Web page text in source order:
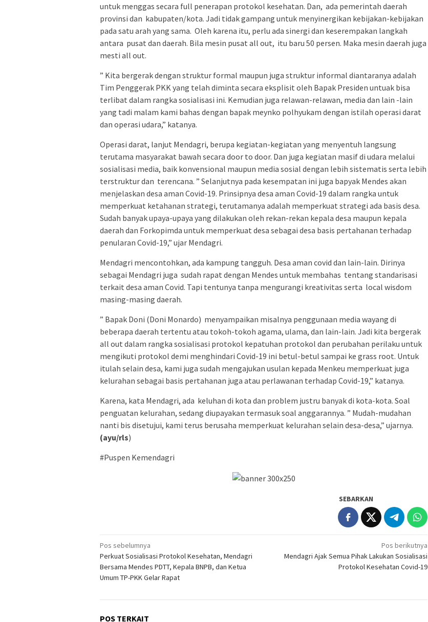
untuk menggas secara full penerapan protokol kesehatan. Dan, ada pemerintah daerah
provinsi dan kabupaten/kota. Jadi tidak gampang untuk menyinergikan kebijakan-kebijakan
pada satu arah yang sama. Oleh karena itu, perlu ada sinergi dan keserempakan langkah
antara pusat dan daerah. Bila mesin pusat all out, itu baru 50 persen. Maka mesin daerah juga
mesti all out.
” Kita bergerak dengan struktur formal maupun juga struktur informal diantaranya adalah
Tim Penggerak PKK yang telah diminta secara eksplisit oleh Bapak Presiden untuak bisa
terlibat dalam rangka sosialisasi ini. Kemudian juga relawan-relawan, media dan lain -lain
yang tadi malam kami bahas dengan bapak meynko polhyukam dengan istilah operasi darat
dan operasi udara,” katanya.
Operasi darat, lanjut Mendagri, berupa kegiatan-kegiatan yang menyentuh langsung
terutama masyarakat bawah secara door to door. Dan juga kegiatan masif di udara melalui
sosialisasi media, baik konvensional maupun media sosial dengan lebih sistematis serta lebih
terstruktur dan terencana. ” Selanjutnya pada kesempatan ini juga bapyak Mendes akan
menjelaskan desa aman Covid-19. Prinsipnya desa aman Covid-19 dalam rangka untuk
memperkuat ketahanan strategi, terutamanya adalah memperkuat strategi ada basis desa.
Sudah banyak upaya-upaya yang dilakukan oleh rekan-rekan kepala desa maupun kepala
daerah dan Forkopimda untuk memperkuat desa sebagai desa basis pertahanan terhadap
penularan Covid-19,” ujar Mendagri.
Mendagri mencontohkan, ada kampung tangguh. Desa aman covid dan lain-lain. Dirinya
sebagai Mendagri juga sudah rapat dengan Mendes untuk membahas tentang standarisasi
terkait desa aman Covid. Tapi tentunya tanpa mengurangi kreativitas serta local wisdom
masing-masing daerah.
” Bapak Doni (Doni Monardo) menyampaikan misalnya penggunaan media wayang di
beberapa daerah tertentu atau tokoh-tokoh agama, ulama, dan lain-lain. Jadi kita bergerak
all out dalam rangka sosialisasi protokol kepatuhan protokol dan perubahan perilaku untuk
mengikuti protokol demi menghindari Covid-19 ini betul-betul sampai ke grass root. Untuk
itulah selain desa, kami juga sudah mengajukan usulan kepada Menkeu memperkuat juga
kelurahan sebagai basis pertahanan juga atau perlawanan terhadap Covid-19,” katanya.
Karena, kata Mendagri, ada keluhan di kota dan problem justru banyak di kota-kota. Soal
penguatan kelurahan, sedang diupayakan termasuk soal anggarannya. ” Mudah-mudahan
nanti bis disetujui, kami terus berusaha memperkuat kelurahan selain desa-desa,” ujarnya.
(ayu/rls)
#Puspen Kemendagri
SEBARKAN
Navigasi
pos
Pos sebelumnya
Perkuat Sosialisasi Protokol Kesehatan, Mendagri
Bersama Mendes PDTT, Kepala BNPB, dan Ketua
Umum TP-PKK Gelar Rapat
Pos berikutnya
Mendagri Ajak Semua Pihak Lakukan Sosialisasi
Protokol Kesehatan Covid-19
POS TERKAIT